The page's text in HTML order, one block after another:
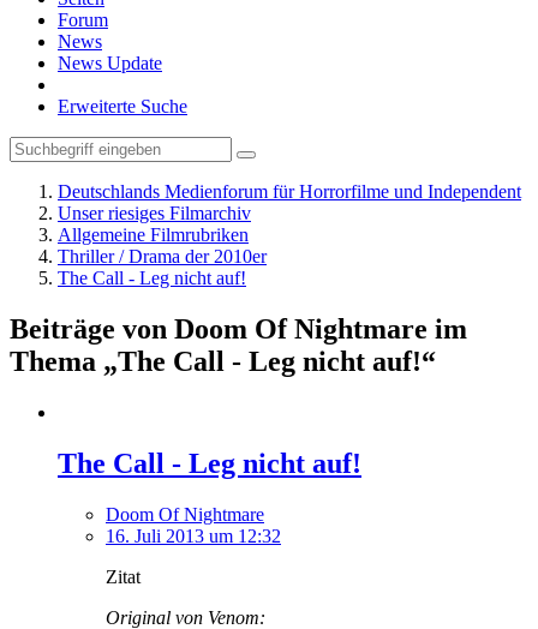
Forum
News
News Update
Erweiterte Suche
Deutschlands Medienforum für Horrorfilme und Independent
Unser riesiges Filmarchiv
Allgemeine Filmrubriken
Thriller / Drama der 2010er
The Call - Leg nicht auf!
Beiträge von Doom Of Nightmare im
Thema „The Call - Leg nicht auf!“
The Call - Leg nicht auf!
Doom Of Nightmare
16. Juli 2013 um 12:32
Zitat
Original von Venom: